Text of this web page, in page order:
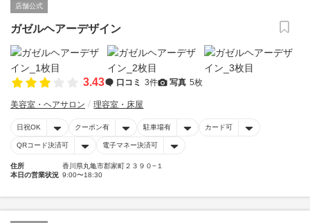
店舗公式
ガゼルヘアーデザイン
3.43 口コミ 3件 写真 5枚
美容室・ヘアサロン 理容室・床屋
日祝OK クーポン有 駐車場有 カード可
QRコード決済可 電子マネー決済可
住所
香川県丸亀市郡家町２３９０−１
本日の営業状況 9:00〜18:30